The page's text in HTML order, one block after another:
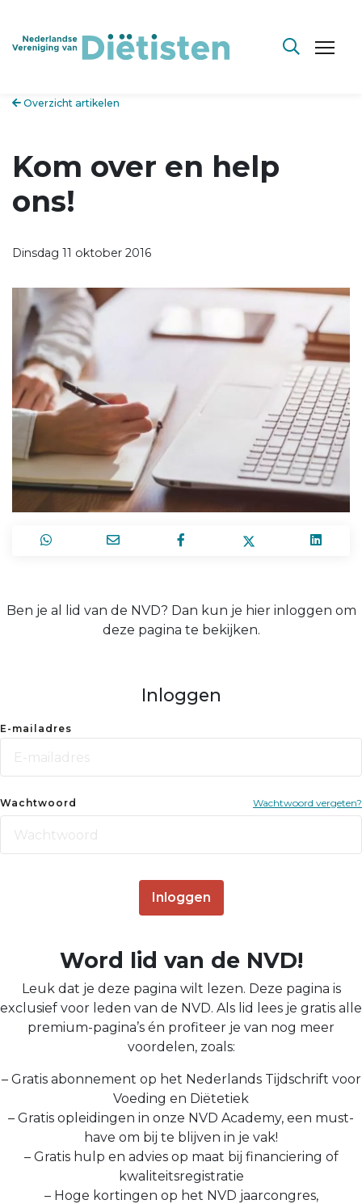
Overzicht artikelen
Kom over en help
ons!
Dinsdag 11 oktober 2016
Ben je al lid van de NVD? Dan kun je hier inloggen om
deze pagina te bekijken.
Inloggen
E-mailadres
Wachtwoord Wachtwoord vergeten?
Inloggen
Word lid van de NVD!
Leuk dat je deze pagina wilt lezen. Deze pagina is
exclusief voor leden van de NVD. Als lid lees je gratis alle
premium-pagina’s én profiteer je van nog meer
voordelen, zoals:
– Gratis abonnement op het Nederlands Tijdschrift voor
Voeding en Diëtetiek
– Gratis opleidingen in onze NVD Academy, een must-
have om bij te blijven in je vak!
– Gratis hulp en advies op maat bij financiering of
kwaliteitsregistratie
– Hoge kortingen op het NVD jaarcongres,